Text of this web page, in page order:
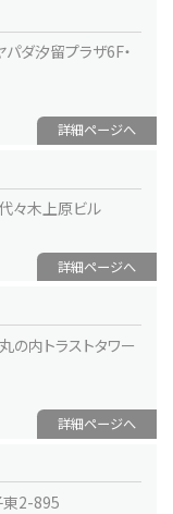
ダ汐留プラザ6F・
詳細ページへ
々木上原ビル
詳細ページへ
内トラストタワー
詳細ページへ
2-895